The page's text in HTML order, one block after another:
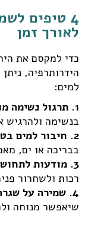
4 טיפים
לאורך זמן
כדי למקסם את
הידרותרפיה,
למים:
1. תרגול נשימה מודעת –
בנשימה ולהרגיש
2. חיבור למים בטבע –
בבריכה או ים,
3. מודעות לתחושות הגוף
רכות ולשחרור
4. שמירה על שגרה רגועה –
שיאפשר מנוחה